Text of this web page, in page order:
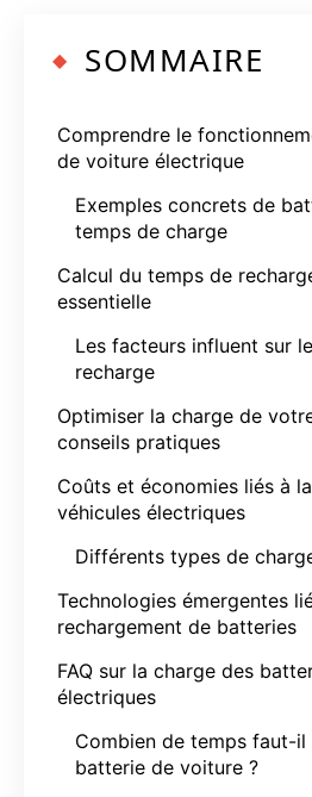
SOMMAIRE
Comprendre le
de voiture électrique
Exemples concrets de
temps de charge
Calcul du temps de
essentielle
Les facteurs influent sur
recharge
Optimiser la charge de
conseils pratiques
Coûts et économies liés à
véhicules électriques
Différents types de
Technologies émergentes
rechargement de batteries
FAQ sur la charge des
électriques
Combien de temps faut-
batterie de voiture ?